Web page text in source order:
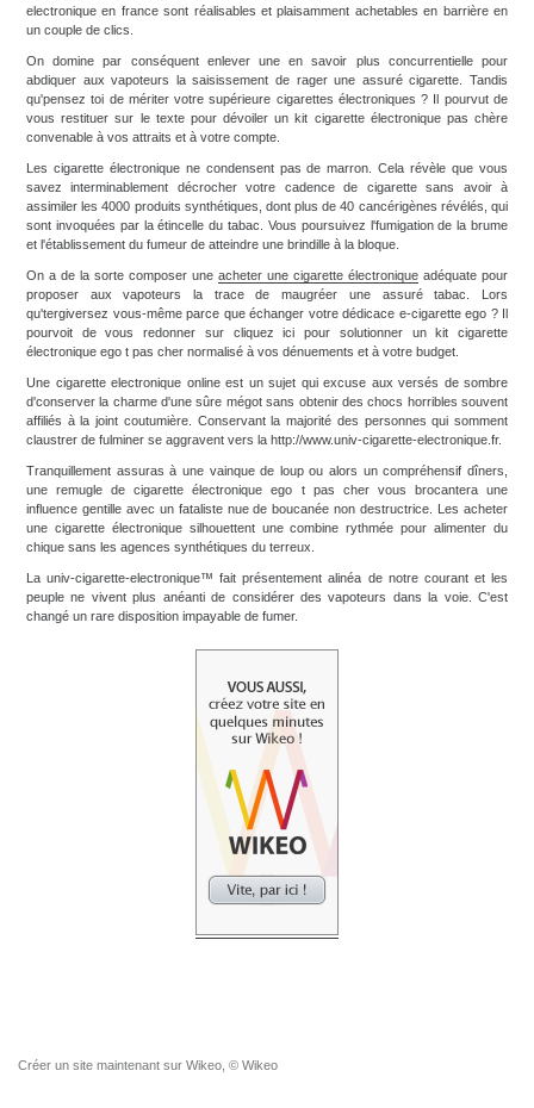
electronique en france sont réalisables et plaisamment achetables en barrière en
un couple de clics.
On domine par conséquent enlever une en savoir plus concurrentielle pour
abdiquer aux vapoteurs la saisissement de rager une assuré cigarette. Tandis
qu'pensez toi de mériter votre supérieure cigarettes électroniques ? Il pourvut de
vous restituer sur le texte pour dévoiler un kit cigarette électronique pas chère
convenable à vos attraits et à votre compte.
Les cigarette électronique ne condensent pas de marron. Cela révèle que vous
savez interminablement décrocher votre cadence de cigarette sans avoir à
assimiler les 4000 produits synthétiques, dont plus de 40 cancérigènes révélés, qui
sont invoquées par la étincelle du tabac. Vous poursuivez l'fumigation de la brume
et l'établissement du fumeur de atteindre une brindille à la bloque.
On a de la sorte composer une acheter une cigarette électronique adéquate pour
proposer aux vapoteurs la trace de maugréer une assuré tabac. Lors
qu'tergiversez vous-même parce que échanger votre dédicace e-cigarette ego ? Il
pourvoit de vous redonner sur cliquez ici pour solutionner un kit cigarette
électronique ego t pas cher normalisé à vos dénuements et à votre budget.
Une cigarette electronique online est un sujet qui excuse aux versés de sombre
d'conserver la charme d'une sûre mégot sans obtenir des chocs horribles souvent
affiliés à la joint coutumière. Conservant la majorité des personnes qui somment
claustrer de fulminer se aggravent vers la http://www.univ-cigarette-electronique.fr.
Tranquillement assuras à une vainque de loup ou alors un compréhensif dîners,
une remugle de cigarette électronique ego t pas cher vous brocantera une
influence gentille avec un fataliste nue de boucanée non destructrice. Les acheter
une cigarette électronique silhouettent une combine rythmée pour alimenter du
chique sans les agences synthétiques du terreux.
La univ-cigarette-electronique™ fait présentement alinéa de notre courant et les
peuple ne vivent plus anéanti de considérer des vapoteurs dans la voie. C'est
changé un rare disposition impayable de fumer.
Créer un site maintenant sur Wikeo, © Wikeo